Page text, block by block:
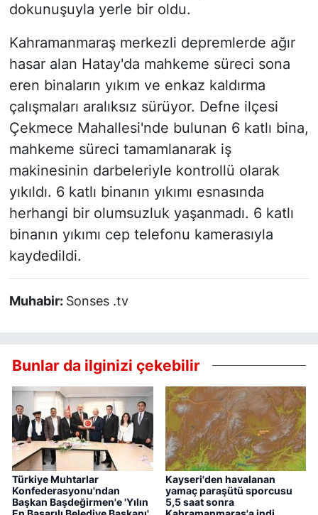
dokunuşuyla yerle bir oldu.
Kahramanmaraş merkezli depremlerde ağır
hasar alan Hatay'da mahkeme süreci sona
eren binaların yıkım ve enkaz kaldırma
çalışmaları aralıksız sürüyor. Defne ilçesi
Çekmece Mahallesi'nde bulunan 6 katlı bina,
mahkeme süreci tamamlanarak iş
makinesinin darbeleriyle kontrollü olarak
yıkıldı. 6 katlı binanın yıkımı esnasında
herhangi bir olumsuzluk yaşanmadı. 6 katlı
binanın yıkımı cep telefonu kamerasıyla
kaydedildi.
Muhabir: Sonses .tv
Bunlar da ilginizi çekebilir
Türkiye Muhtarlar
Konfederasyonu'ndan
Başkan Başdeğirmen'e 'Yılın
Kayseri'den havalanan
yamaç paraşütü sporcusu
5,5 saat sonra